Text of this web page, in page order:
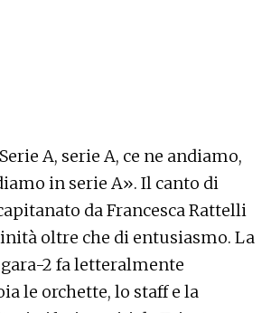
A, serie A, ce ne andiamo,
in serie A». Il canto di
da Francesca Rattelli
oltre che di entusiasmo. La
2 fa letteralmente
le orchette, lo staff e la